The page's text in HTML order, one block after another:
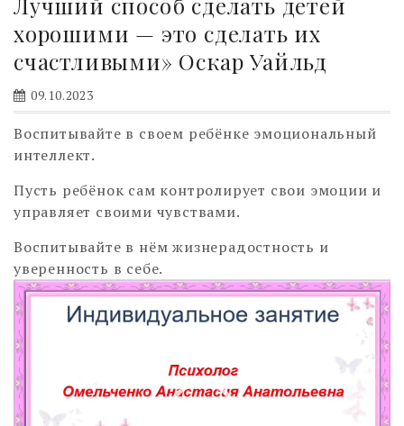
хорошими — это сделать их
счастливыми» Оскар Уайльд
09.10.2023
Воспитывайте в своем ребёнке эмоциональный
интеллект.
Пусть ребёнок сам контролирует свои эмоции и
управляет своими чувствами.
Воспитывайте в нём жизнерадостность и
уверенность в себе.
Видеоплеер